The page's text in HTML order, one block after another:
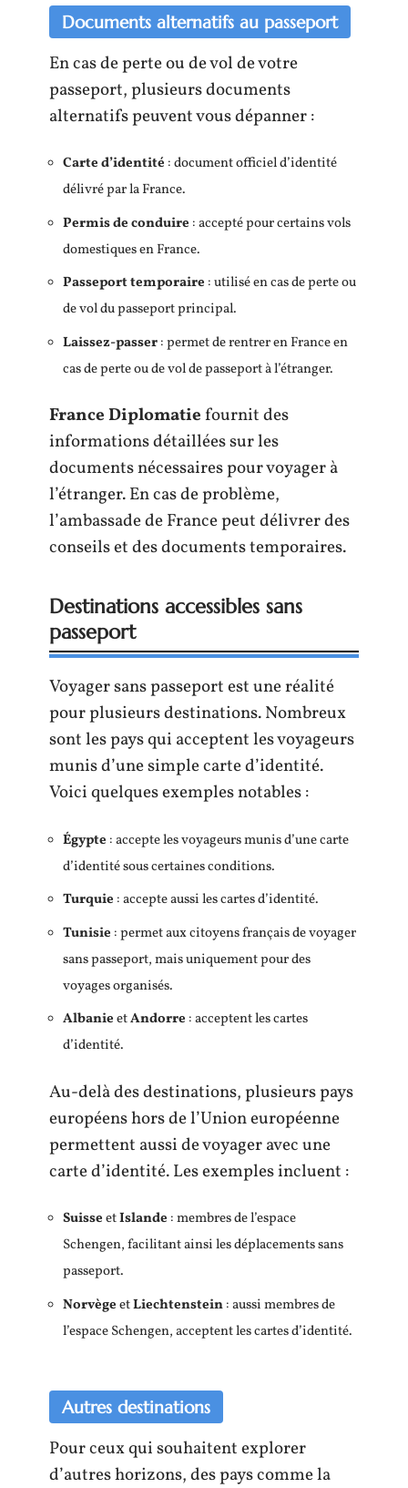
Documents alternatifs au passeport
En cas de perte ou de vol de votre
passeport, plusieurs documents
alternatifs peuvent vous dépanner :
Carte d’identité : document officiel d’identité
délivré par la France.
Permis de conduire : accepté pour certains vols
domestiques en France.
Passeport temporaire : utilisé en cas de perte ou
de vol du passeport principal.
Laissez-passer: permet de rentrer en France en
cas de perte ou de vol de passeport à l’étranger.
France Diplomatiefournit des
informations détaillées sur les
documents nécessaires pour voyager à
l’étranger. En cas de problème,
l’ambassade de France peut délivrer des
conseils et des documents temporaires.
Destinations accessibles sans
passeport
Voyager sans passeport est une réalité
pour plusieurs destinations. Nombreux
sont les pays qui acceptent les voyageurs
munis d’une simple carte d’identité.
Voici quelques exemples notables :
Égypte : accepte les voyageurs munis d’une carte
d’identité sous certaines conditions.
Turquie : accepte aussi les cartes d’identité.
Tunisie : permet aux citoyens français de voyager
sans passeport, mais uniquement pour des
voyages organisés.
AlbanieetAndorre : acceptent les cartes
d’identité.
Au-delà des destinations, plusieurs pays
européens hors de l’Union européenne
permettent aussi de voyager avec une
carte d’identité. Les exemples incluent :
SuisseetIslande : membres de l’espace
Schengen, facilitant ainsi les déplacements sans
passeport.
NorvègeetLiechtenstein: aussi membres de
l’espace Schengen, acceptent les cartes d’identité.
Autres destinations
Pour ceux qui souhaitent explorer
d’autres horizons, des pays comme la